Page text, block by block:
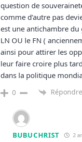
question de
comme d’autre pas
est une antichambre
LN OU le FN (
ainsi pour attirer les
leur faire croire plus
dans la politique
0 Répondre
BUBUCHRIST 2